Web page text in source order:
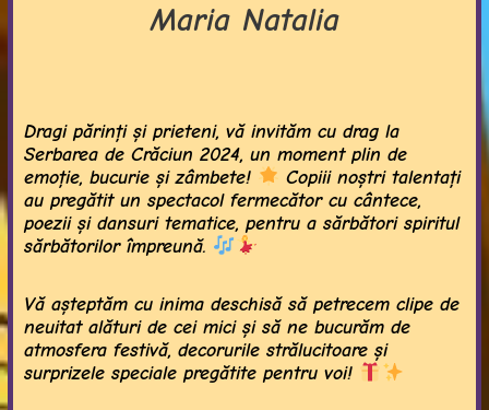
Maria Natalia
Dragi părinți și prieteni, vă invităm cu drag la
Serbarea de Crăciun 2024, un moment plin de
emoție, bucurie și zâmbete!
Copiii noștri talentați
au pregătit un spectacol fermecător cu cântece,
poezii și dansuri tematice, pentru a sărbători spiritul
sărbătorilor împreună.
Vă așteptăm cu inima deschisă să petrecem clipe de
neuitat alături de cei mici și să ne bucurăm de
atmosfera festivă, decorurile strălucitoare și
surprizele speciale pregătite pentru voi!